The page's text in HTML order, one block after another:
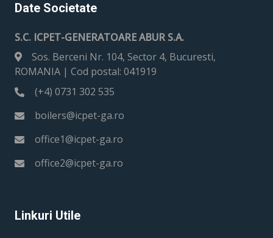
Date Societate
S.C. ICPET-GENERATOARE ABUR S.A.
Sos. Berceni Nr. 104, Sector 4, Bucuresti,
ROMANIA | Cod postal: 041919
(+4) 0731 302 535
boilers@icpet-ga.ro
office1@icpet-ga.ro
office2@icpet-ga.ro
Linkuri Utile